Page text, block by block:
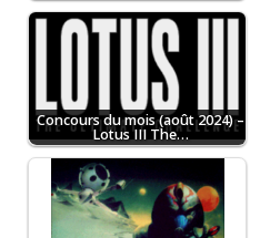
Concours du mois (août 2024) –
Lotus III The…